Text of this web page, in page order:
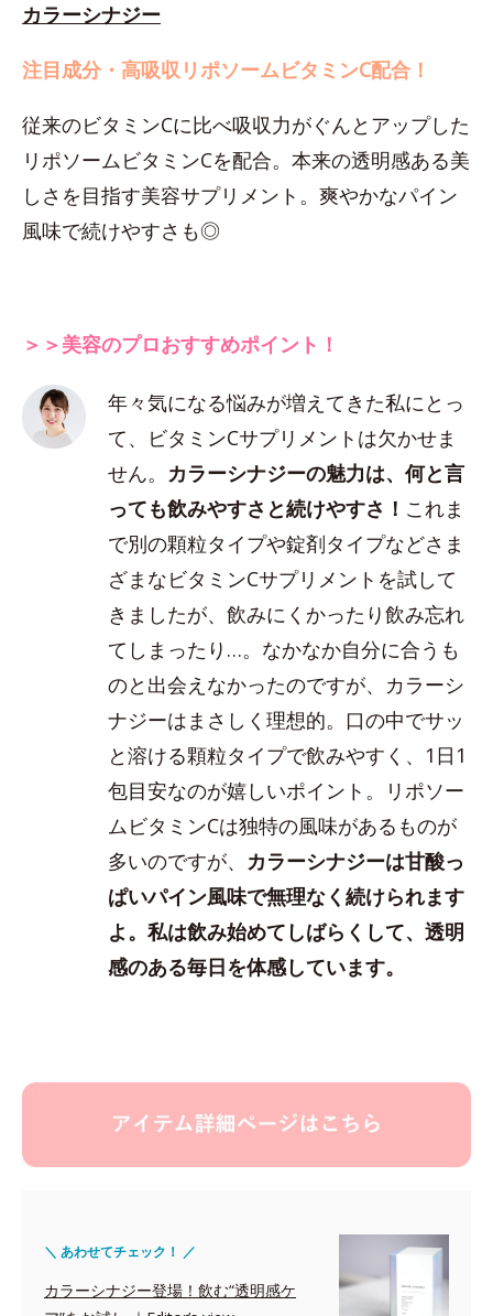
カラーシナジー
注目成分・高吸収リポソームビタミンC配合！
従来のビタミンCに比べ吸収力がぐんとアップした
リポソームビタミンCを配合。本来の透明感ある美
しさを目指す美容サプリメント。爽やかなパイン
風味で続けやすさも◎
＞＞美容のプロおすすめポイント！
年々気になる悩みが増えてきた私にとっ
て、ビタミンCサプリメントは欠かせま
せん。 カラーシナジーの魅力は、何と言
っても飲みやすさと続けやすさ！ これま
で別の顆粒タイプや錠剤タイプなどさま
ざまなビタミンCサプリメントを試して
きましたが、飲みにくかったり飲み忘れ
てしまったり…。なかなか自分に合うも
のと出会えなかったのですが、カラーシ
ナジーはまさしく理想的。口の中でサッ
と溶ける顆粒タイプで飲みやすく、1日1
包目安なのが嬉しいポイント。リポソー
ムビタミンCは独特の風味があるものが
多いのですが、 カラーシナジーは甘酸っ
ぱいパイン風味で無理なく続けられます
よ。私は飲み始めてしばらくして、透明
感のある毎日を体感しています。
＼ あわせてチェック！ ／
カラーシナジー登場！飲む“透明感ケ